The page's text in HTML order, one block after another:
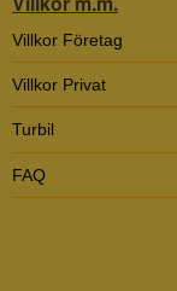
Villkor Företag
Villkor Privat
Turbil
FAQ